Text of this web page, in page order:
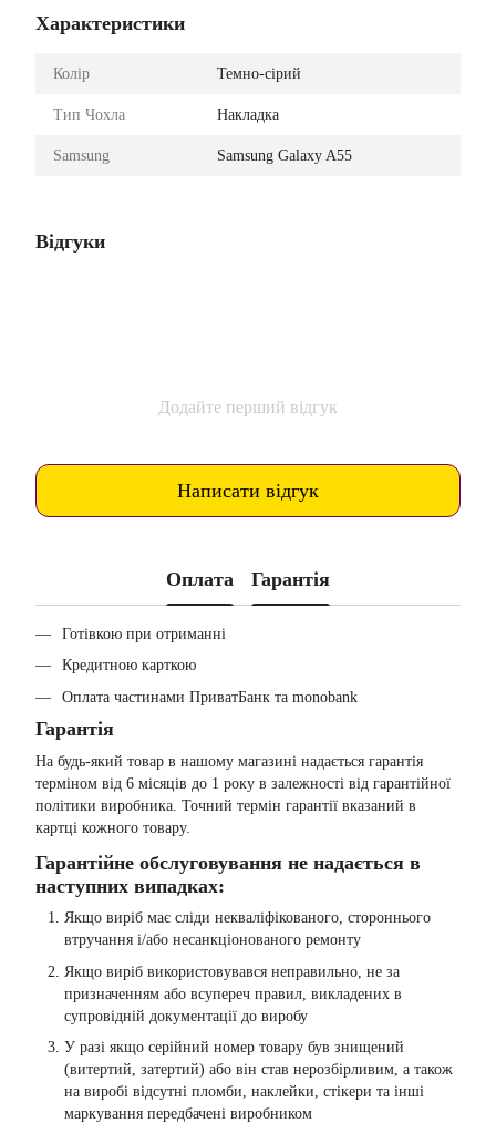
Характеристики
Колір Темно-сірий
Тип Чохла Накладка
Samsung Samsung Galaxy A55
Відгуки
Додайте перший відгук
Написати відгук
Оплата Гарантія
Готівкою при отриманні
Кредитною карткою
Оплата частинами ПриватБанк та monobank
Гарантія
На будь-який товар в нашому магазині надається гарантія
терміном від 6 місяців до 1 року в залежності від гарантійної
політики виробника. Точний термін гарантії вказаний в
картці кожного товару.
Гарантійне обслуговування не надається в
наступних випадках:
Якщо виріб має сліди некваліфікованого, стороннього
втручання і/або несанкціонованого ремонту
Якщо виріб використовувався неправильно, не за
призначенням або всупереч правил, викладених в
супровідній документації до виробу
У разі якщо серійний номер товару був знищений
(витертий, затертий) або він став нерозбірливим, а також
на виробі відсутні пломби, наклейки, стікери та інші
маркування передбачені виробником